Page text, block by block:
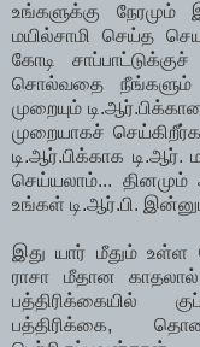
உங்களுக்கு
மயில்சாமி செய்த
கோடி
சொல்வதை நீங்களும்
முறையும்
முறையாகச்
டி.ஆர்.பிக்காக
செய்யலாம்... தினமும்
உங்கள் டி.ஆர்.பி.
இது யார் மீதும் உள்ள
ராசா மீதான காதலால்
பத்திரிக்கையில்
பத்திரிக்கை,